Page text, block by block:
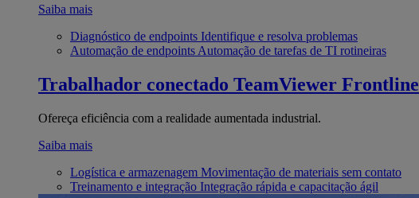
Saiba mais
Diagnóstico de endpoints Identifique e resolva problemas
Automação de endpoints Automação de tarefas de TI rotineiras
Trabalhador conectado TeamViewer Frontline
Ofereça eficiência com a realidade aumentada industrial.
Saiba mais
Logística e armazenagem Movimentação de materiais sem contato
Treinamento e integração Integração rápida e capacitação ágil